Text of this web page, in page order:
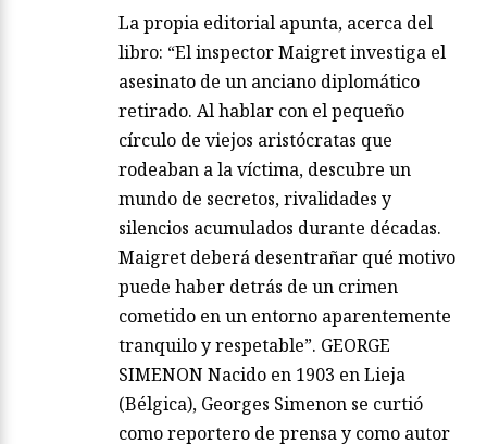
La propia editorial apunta, acerca del
libro: “El inspector Maigret investiga el
asesinato de un anciano diplomático
retirado. Al hablar con el pequeño
círculo de viejos aristócratas que
rodeaban a la víctima, descubre un
mundo de secretos, rivalidades y
silencios acumulados durante décadas.
Maigret deberá desentrañar qué motivo
puede haber detrás de un crimen
cometido en un entorno aparentemente
tranquilo y respetable”. GEORGE
SIMENON Nacido en 1903 en Lieja
(Bélgica), Georges Simenon se curtió
como reportero de prensa y como autor